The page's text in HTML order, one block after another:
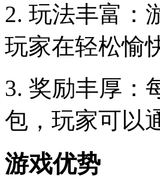
2. 玩法丰富：
玩家在轻松愉
3. 奖励丰厚：
包，玩家可以
游戏优势